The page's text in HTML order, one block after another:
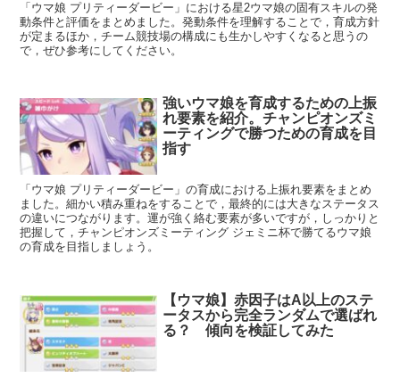
「ウマ娘 プリティーダービー」における星2ウマ娘の固有スキルの発
動条件と評価をまとめました。発動条件を理解することで，育成方針
が定まるほか，チーム競技場の構成にも生かしやすくなると思うの
で，ぜひ参考にしてください。
強いウマ娘を育成するための上振
れ要素を紹介。チャンピオンズミ
ーティングで勝つための育成を目
指す
「ウマ娘 プリティーダービー」の育成における上振れ要素をまとめ
ました。細かい積み重ねをすることで，最終的には大きなステータス
の違いにつながります。運が強く絡む要素が多いですが，しっかりと
把握して，チャンピオンズミーティング ジェミニ杯で勝てるウマ娘
の育成を目指しましょう。
【ウマ娘】赤因子はA以上のステ
ータスから完全ランダムで選ばれ
る？ 傾向を検証してみた